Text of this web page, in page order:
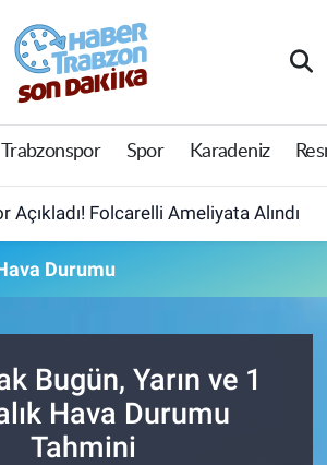
Trabzonspor Spor Karadeniz
Açıkladı! Folcarelli Ameliyata Alındı
Durumu
Bugün, Yarın ve 1
Hava Durumu
Tahmini
Eczaneler
Durumu